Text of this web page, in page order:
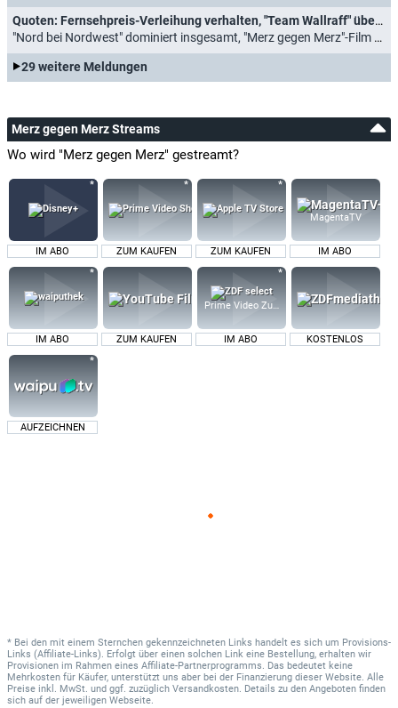
Quoten: Fernsehpreis-Verleihung verhalten, "Team Wallraff" überzeugt
"Nord bei Nordwest" dominiert insgesamt, "Merz gegen Merz"-Film solide (29.09.2023)
29 weitere Meldungen
Merz gegen Merz Streams
Wo wird "Merz gegen Merz" gestreamt?
IM ABO ZUM KAUFEN ZUM KAUFEN
MagentaTV
IM ABO
IM ABO ZUM KAUFEN
Prime Video Zusatz-Kanäle
IM ABO KOSTENLOS
AUFZEICHNEN
* Bei den mit einem Sternchen gekennzeichneten Links handelt es sich um Provisions-
Links (Affiliate-Links). Erfolgt über einen solchen Link eine Bestellung, erhalten wir
Provisionen im Rahmen eines Affiliate-Partnerprogramms. Das bedeutet keine
Mehrkosten für Käufer, unterstützt uns aber bei der Finanzierung dieser Website. Alle
Preise inkl. MwSt. und ggf. zuzüglich Versandkosten. Details zu den Angeboten finden
sich auf der jeweiligen Webseite.